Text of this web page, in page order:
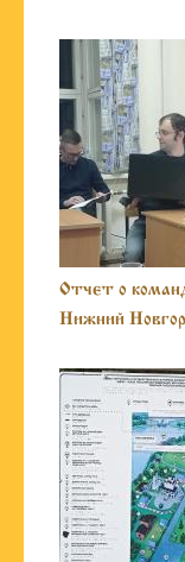
Отчет о
Нижний